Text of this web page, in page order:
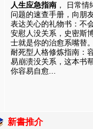
人生应急指南 ， 日常情
问题的速查手册，向朋
表达关心的礼物书：不
安慰人没关系，史密斯
士就是你的治愈系嘴替
耐死型人格修炼指南：
易崩溃没关系，这本书
你容易自愈...
新書推介